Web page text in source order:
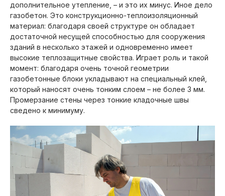
дополнительное утепление, – и это их минус. Иное дело
газобетон. Это конструкционно-теплоизоляционный
материал: благодаря своей структуре он обладает
достаточной несущей способностью для сооружения
зданий в несколько этажей и одновременно имеет
высокие теплозащитные свойства. Играет роль и такой
момент: благодаря очень точной геометрии
газобетонные блоки укладывают на специальный клей,
который наносят очень тонким слоем – не более 3 мм.
Промерзание стены через тонкие кладочные швы
сведено к минимуму.